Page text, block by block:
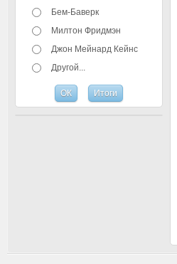
Бем-Баверк
Милтон Фридмэн
Джон Мейнард Кейнс
Другой...